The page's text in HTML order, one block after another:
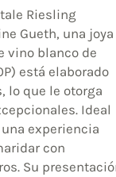
Riesling
Gueth, una joya
vino blanco de
está elaborado
lo que le otorga
Ideal
experiencia
con
Su